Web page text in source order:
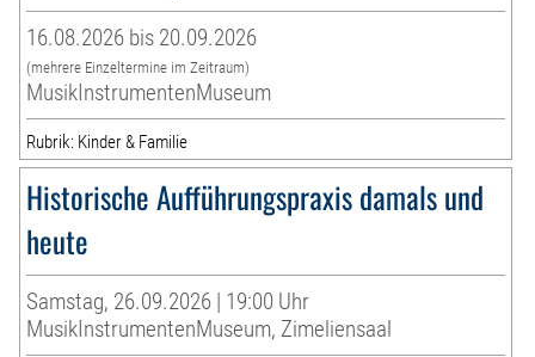
16.08.2026 bis 20.09.2026
(mehrere Einzeltermine im Zeitraum)
MusikInstrumentenMuseum
Rubrik: Kinder & Familie
Historische Aufführungspraxis damals und
heute
Samstag, 26.09.2026 | 19:00 Uhr
MusikInstrumentenMuseum, Zimeliensaal